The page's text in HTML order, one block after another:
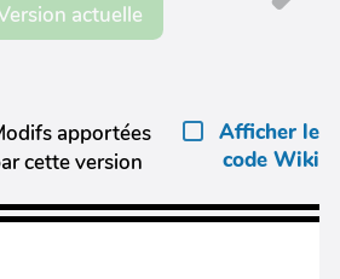
actuelle
apportées
cette version
Afficher le
code Wiki